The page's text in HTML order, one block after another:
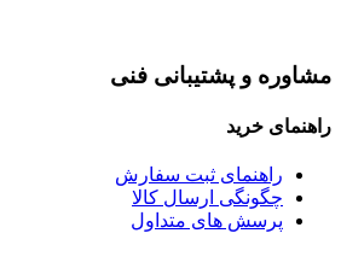
مشاوره و پشتیبانی فنی
راهنمای خرید
راهنمای ثبت سفارش
چگونگی ارسال کالا
پرسش های متداول